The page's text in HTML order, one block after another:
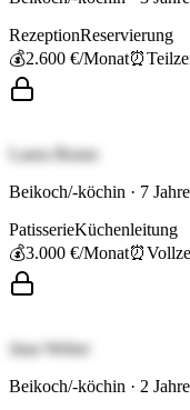
RezeptionReservierung
💰2.600 €/Monat⏰
Laura Braun
Beikoch/-köchin · 7
PatisserieKüchenleitung
💰3.000 €/Monat⏰
Jana Weber
Beikoch/-köchin · 2